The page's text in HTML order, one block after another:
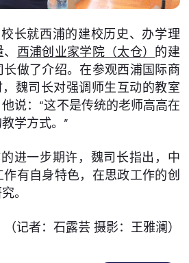
长就西浦的建校历史、办学理
西浦创业家学院（太仓） 的建
做了介绍。在参观西浦国际商
，魏司长对强调师生互动的教室
说：“这不是传统的老师高高在
学方式。”
进一步期许，魏司长指出，中
有自身特色，在思政工作的创
。
（记者：石露芸 摄影：王雅澜）